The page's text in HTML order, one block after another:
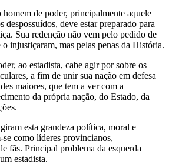
de poder, principalmente aquele
despossuídos, deve estar preparado para
Sua redenção não vem pelo pedido de
injustiçaram, mas pelas penas da História.
ao estadista, cabe agir por sobre os
a fim de unir sua nação em defesa
maiores, que tem a ver com a
da própria nação, do Estado, da
esta grandeza política, moral e
como líderes provincianos,
fãs. Principal problema da esquerda
estadista.